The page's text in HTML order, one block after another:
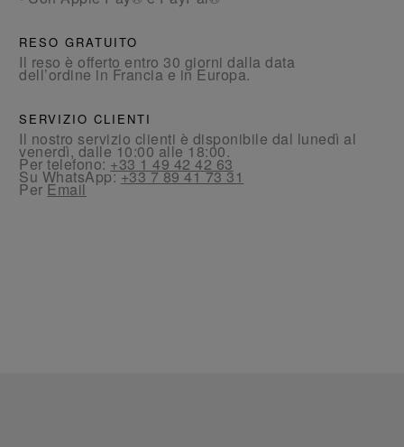
RESO GRATUITO
Il reso è offerto entro 30 giorni dalla data
dell’ordine in Francia e in Europa.
SERVIZIO CLIENTI
Il nostro servizio clienti è disponibile dal lunedì al
venerdì, dalle 10:00 alle 18:00.
Per telefono:+33 1 49 42 42 63
Su WhatsApp:+33 7 89 41 73 31
PerEmail